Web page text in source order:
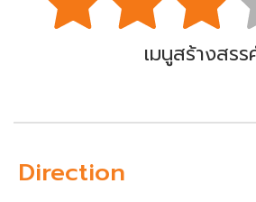
เมนูสร้างสรร
Direction